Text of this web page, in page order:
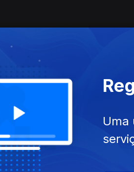
de Natal de Ponchielli, pela
Concerto de Natal, Orquestra
Uma